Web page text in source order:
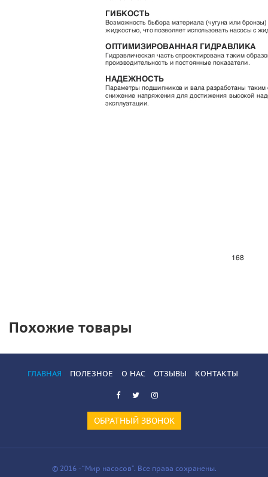
Похожие товары
ГЛАВНАЯ ПОЛЕЗНОЕ О НАС ОТЗЫВЫ КОНТАКТЫ
ОБРАТНЫЙ ЗВОНОК
© 2016 - “Мир насосов”. Все права сохранены.